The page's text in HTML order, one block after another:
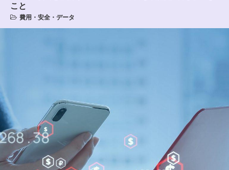
こと
費用・安全・データ